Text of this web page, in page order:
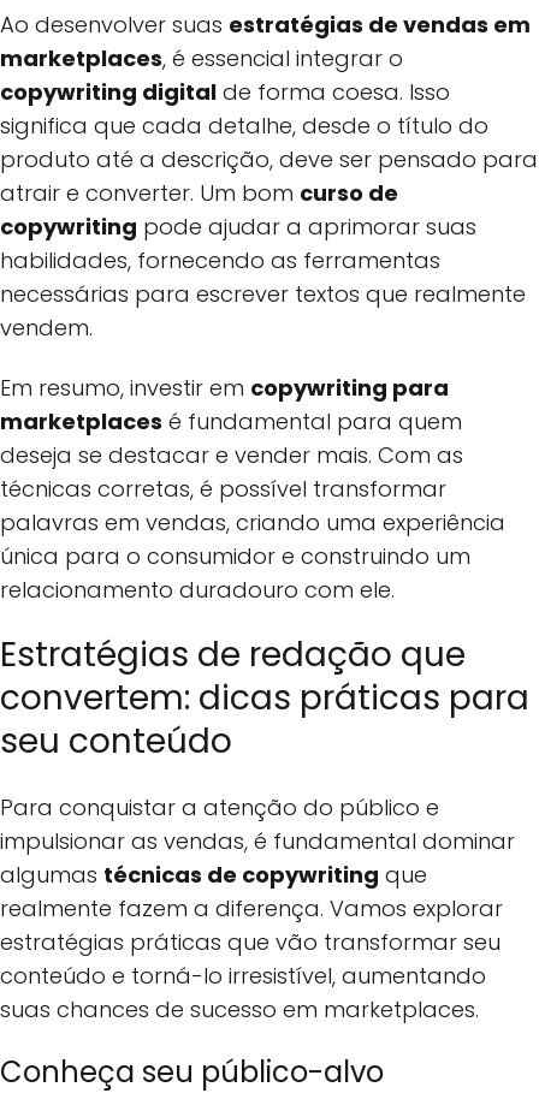
Ao desenvolver suas estratégias de vendas em
marketplaces, é essencial integrar o
copywriting digital de forma coesa. Isso
significa que cada detalhe, desde o título do
produto até a descrição, deve ser pensado para
atrair e converter. Um bom curso de
copywriting pode ajudar a aprimorar suas
habilidades, fornecendo as ferramentas
necessárias para escrever textos que realmente
vendem.
Em resumo, investir em copywriting para
marketplaces é fundamental para quem
deseja se destacar e vender mais. Com as
técnicas corretas, é possível transformar
palavras em vendas, criando uma experiência
única para o consumidor e construindo um
relacionamento duradouro com ele.
Estratégias de redação que
convertem: dicas práticas para
seu conteúdo
Para conquistar a atenção do público e
impulsionar as vendas, é fundamental dominar
algumas técnicas de copywriting que
realmente fazem a diferença. Vamos explorar
estratégias práticas que vão transformar seu
conteúdo e torná-lo irresistível, aumentando
suas chances de sucesso em marketplaces.
Conheça seu público-alvo